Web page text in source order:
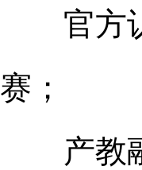
官方认
赛；
产教融